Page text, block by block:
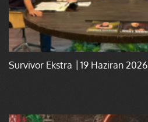
Survivor Ekstra │19 Haziran 2026